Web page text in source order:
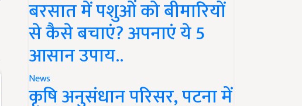
बरसात में पशुओं को बीमारियों
से कैसे बचाएं? अपनाएं ये 5
आसान उपाय..
News
कृषि अनुसंधान परिसर, पटना में